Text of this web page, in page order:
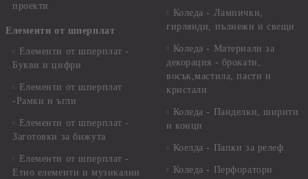
проекти
Елементи от шперплат
Елементи от шперплат -
Букви и цифри
Елементи от шперплат
-Рамки и ъгли
Елементи от шперплат -
Заготовки за бижута
Елементи от шперплат -
Етно елементи и музикални
Коледа - Лампички,
гирлянди, пълнежи и свещи
Коледа - Материали за
декорация - брокати,
восък,мастила, пасти и
кристали
Коледа - Панделки, ширити
и конци
Коелда - Папки за релеф
Коледа - Перфоратори